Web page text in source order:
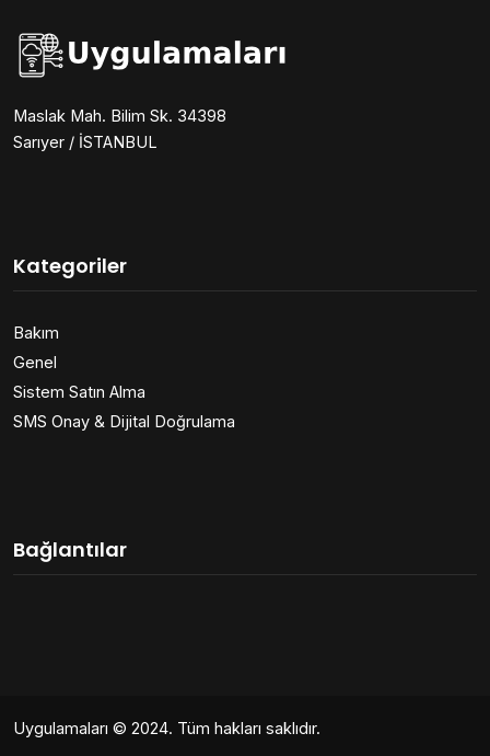
Maslak Mah. Bilim Sk. 34398
Sarıyer / İSTANBUL
Kategoriler
Bakım
Genel
Sistem Satın Alma
SMS Onay & Dijital Doğrulama
Bağlantılar
Uygulamaları © 2024. Tüm hakları saklıdır.